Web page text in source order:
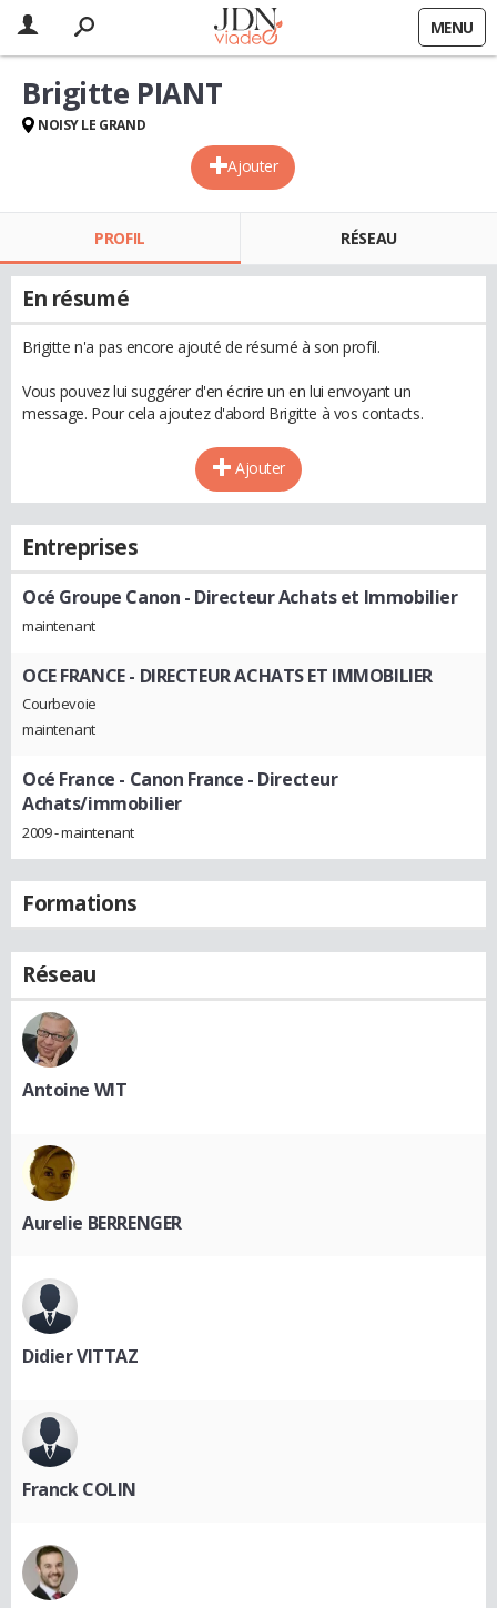
MENU
Ajouter
Brigitte PIANT
NOISY LE GRAND
PROFIL RÉSEAU
En résumé
Brigitte n'a pas encore ajouté de résumé à son profil.
Vous pouvez lui suggérer d'en écrire un en lui envoyant un
message. Pour cela ajoutez d'abord Brigitte à vos contacts.
Ajouter
Entreprises
Océ Groupe Canon - Directeur Achats et Immobilier
maintenant
OCE FRANCE- DIRECTEUR ACHATS ET IMMOBILIER
Courbevoie
maintenant
Océ France - Canon France - Directeur
Achats/immobilier
2009 - maintenant
Formations
Réseau
Antoine WIT
Aurelie BERRENGER
Didier VITTAZ
Franck COLIN